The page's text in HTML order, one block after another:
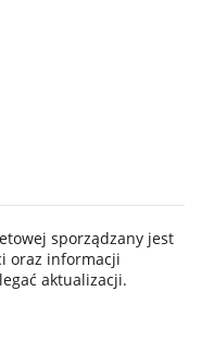
sporządzany jest
oraz informacji
aktualizacji.